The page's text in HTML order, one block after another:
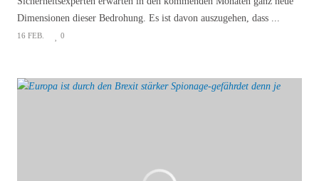
Dimensionen dieser Bedrohung. Es ist davon auszugehen, dass ...
16 FEB. 0